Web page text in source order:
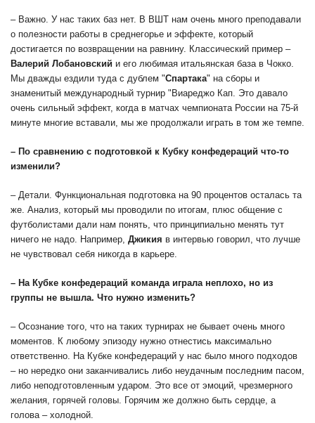
– Важно. У нас таких баз нет. В ВШТ нам очень много преподавали
о полезности работы в среднегорье и эффекте, который
достигается по возвращении на равнину. Классический пример –
Валерий Лобановский и его любимая итальянская база в Чокко.
Мы дважды ездили туда с дублем "Спартака" на сборы и
знаменитый международный турнир "Виареджо Кап. Это давало
очень сильный эффект, когда в матчах чемпионата России на 75-й
минуте многие вставали, мы же продолжали играть в том же темпе.
– По сравнению с подготовкой к Кубку конфедераций что-то
изменили?
– Детали. Функциональная подготовка на 90 процентов осталась та
же. Анализ, который мы проводили по итогам, плюс общение с
футболистами дали нам понять, что принципиально менять тут
ничего не надо. Например, Джикия в интервью говорил, что лучше
не чувствовал себя никогда в карьере.
– На Кубке конфедераций команда играла неплохо, но из
группы не вышла. Что нужно изменить?
– Осознание того, что на таких турнирах не бывает очень много
моментов. К любому эпизоду нужно отнестись максимально
ответственно. На Кубке конфедераций у нас было много подходов
– но нередко они заканчивались либо неудачным последним пасом,
либо неподготовленным ударом. Это все от эмоций, чрезмерного
желания, горячей головы. Горячим же должно быть сердце, а
голова – холодной.